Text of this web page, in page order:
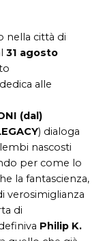
nella città di
31 agosto
dedica alle
(dal)
) dialoga
nascosti
per come lo
la fantascienza,
verosimiglianza
di
Philip K.